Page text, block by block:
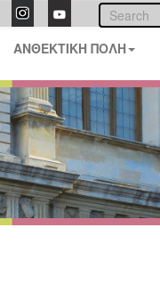
ΑΝΘΕΚΤΙΚΗ ΠΟΛΗ